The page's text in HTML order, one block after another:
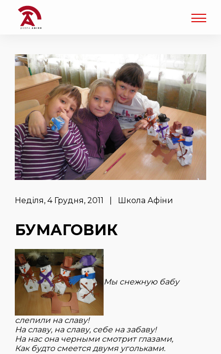
Неділя, 4 Грудня, 2011 | Школа Афіни
БУМАГОВИК
Мы снежную бабу
слепили на славу!
На славу, на славу, себе на забаву!
На нас она черными смотрит глазами,
Как будто смеется двумя угольками.